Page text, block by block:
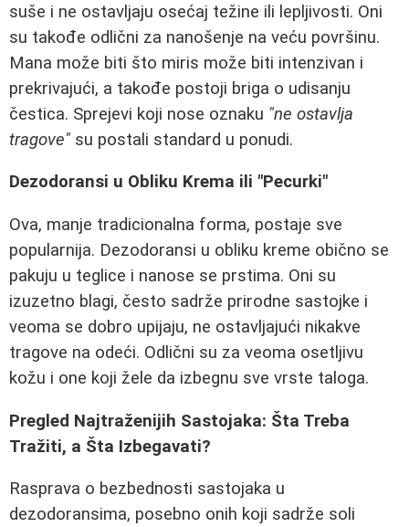
suše i ne ostavljaju osećaj težine ili lepljivosti. Oni
su takođe odlični za nanošenje na veću površinu.
Mana može biti što miris može biti intenzivan i
prekrivajući, a takođe postoji briga o udisanju
čestica. Sprejevi koji nose oznaku "ne ostavlja
tragove" su postali standard u ponudi.
Dezodoransi u Obliku Krema ili "Pecurki"
Ova, manje tradicionalna forma, postaje sve
popularnija. Dezodoransi u obliku kreme obično se
pakuju u teglice i nanose se prstima. Oni su
izuzetno blagi, često sadrže prirodne sastojke i
veoma se dobro upijaju, ne ostavljajući nikakve
tragove na odeći. Odlični su za veoma osetljivu
kožu i one koji žele da izbegnu sve vrste taloga.
Pregled Najtraženijih Sastojaka: Šta Treba
Tražiti, a Šta Izbegavati?
Rasprava o bezbednosti sastojaka u
dezodoransima, posebno onih koji sadrže soli